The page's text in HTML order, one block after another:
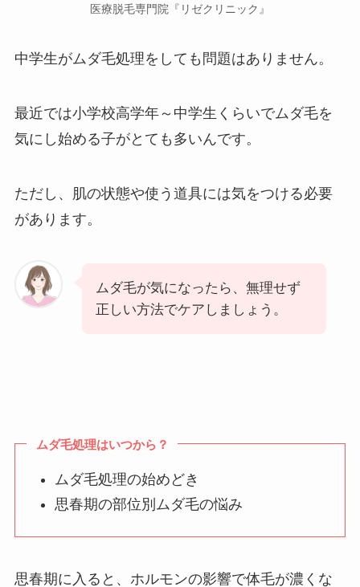
医療脱毛専門院『リゼクリニック』
中学生がムダ毛処理をしても問題はありません。
最近では小学校高学年～中学生くらいでムダ毛を
気にし始める子がとても多いんです。
ただし、肌の状態や使う道具には気をつける必要
があります。
ムダ毛が気になったら、無理せず
正しい方法でケアしましょう。
ムダ毛処理はいつから？
ムダ毛処理の始めどき
思春期の部位別ムダ毛の悩み
思春期に入ると、ホルモンの影響で体毛が濃くな